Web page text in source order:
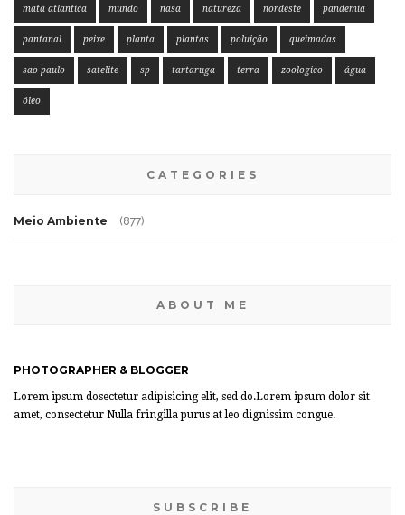
mata atlantica mundo nasa natureza nordeste pandemia
pantanal peixe planta plantas poluição queimadas
sao paulo satelite sp tartaruga terra zoologico água
óleo
CATEGORIES
Meio Ambiente (877)
ABOUT ME
PHOTOGRAPHER & BLOGGER
Lorem ipsum dosectetur adipisicing elit, sed do.Lorem ipsum dolor sit
amet, consectetur Nulla fringilla purus at leo dignissim congue.
SUBSCRIBE